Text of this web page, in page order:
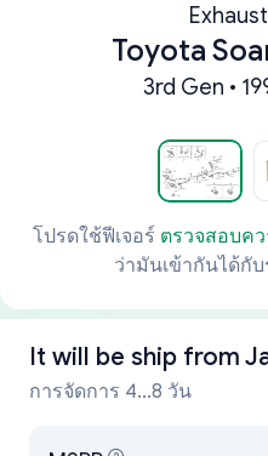
Toyota
3rd Gen •
โปรดใช้ฟีเจอร์ ตรวจสอบค
ว่ามันเข้ากันได้กั
It will be ship from
การจัดการ 4...8 วัน